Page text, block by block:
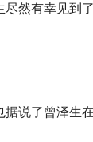
然有幸见到了
说了曾泽生